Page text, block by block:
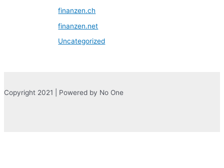
finanzen.ch
finanzen.net
Uncategorized
Copyright 2021 | Powered by No One